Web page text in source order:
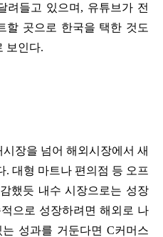
려들고 있으며, 유튜브가 전
할 곳으로 한국을 택한 것도
보인다.
장을 넘어 해외시장에서 새
. 대형 마트나 편의점 등 오프
했듯 내수 시장으로는 성장
으로 성장하려면 해외로 나
성과를 거둔다면 C커머스